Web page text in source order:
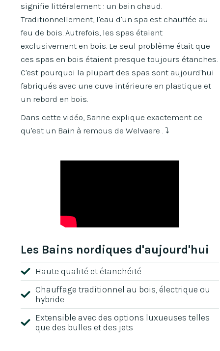
signifie littéralement : un bain chaud.
Traditionnellement, l'eau d'un spa est chauffée au
feu de bois. Autrefois, les spas étaient
exclusivement en bois. Le seul problème était que
ces spas en bois étaient presque toujours étanches.
C'est pourquoi la plupart des spas sont aujourd'hui
fabriqués avec une cuve intérieure en plastique et
un rebord en bois.
Dans cette vidéo, Sanne explique exactement ce
qu'est un Bain à remous de Welvaere . ⤵️
Les Bains nordiques d'aujourd'hui
Haute qualité et étanchéité
Chauffage traditionnel au bois, électrique ou
hybride
Extensible avec des options luxueuses telles
que des bulles et des jets